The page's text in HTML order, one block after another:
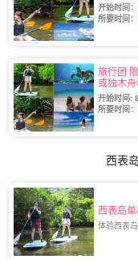
开始时间
所要时间
旅行团
或独木
(No.485)
开始时间:
所要时间
西表
西表岛
体验西表